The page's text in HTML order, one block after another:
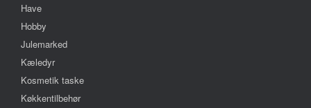
Have
Hobby
Julemarked
Kæledyr
Kosmetik taske
Køkkentilbehør